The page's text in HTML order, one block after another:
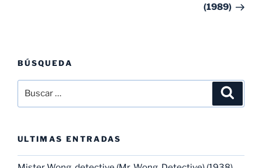
(1989)
BÚSQUEDA
por:
ULTIMAS ENTRADAS